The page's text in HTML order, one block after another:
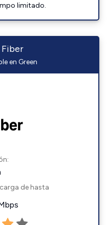
limitado.
en Green
de hasta